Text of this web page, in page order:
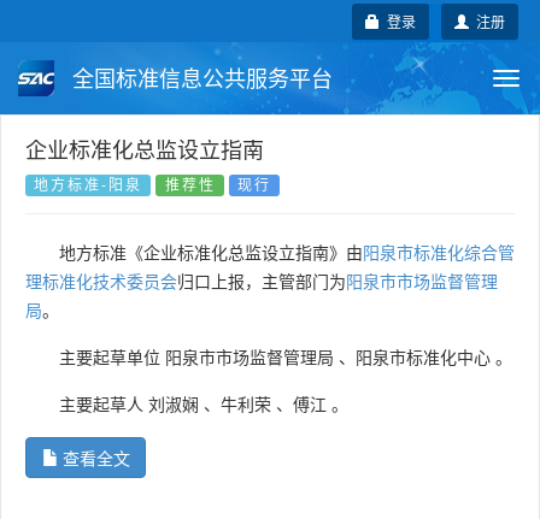
注册
登录
全国标准信息公共服务平台
国家标准 行业标准
国外标准 技术委员会
企业标准化总监设立指南
地方标准-阳泉 推荐性 现行
地方标准《企业标准化总监设立指南》由阳泉市标准化综合管
理标准化技术委员会归口上报，主管部门为阳泉市市场监督管理
局。
主要起草单位 阳泉市市场监督管理局 、 阳泉市标准化中心 。
主要起草人 刘淑娴 、 牛利荣 、 傅江 。
查看全文